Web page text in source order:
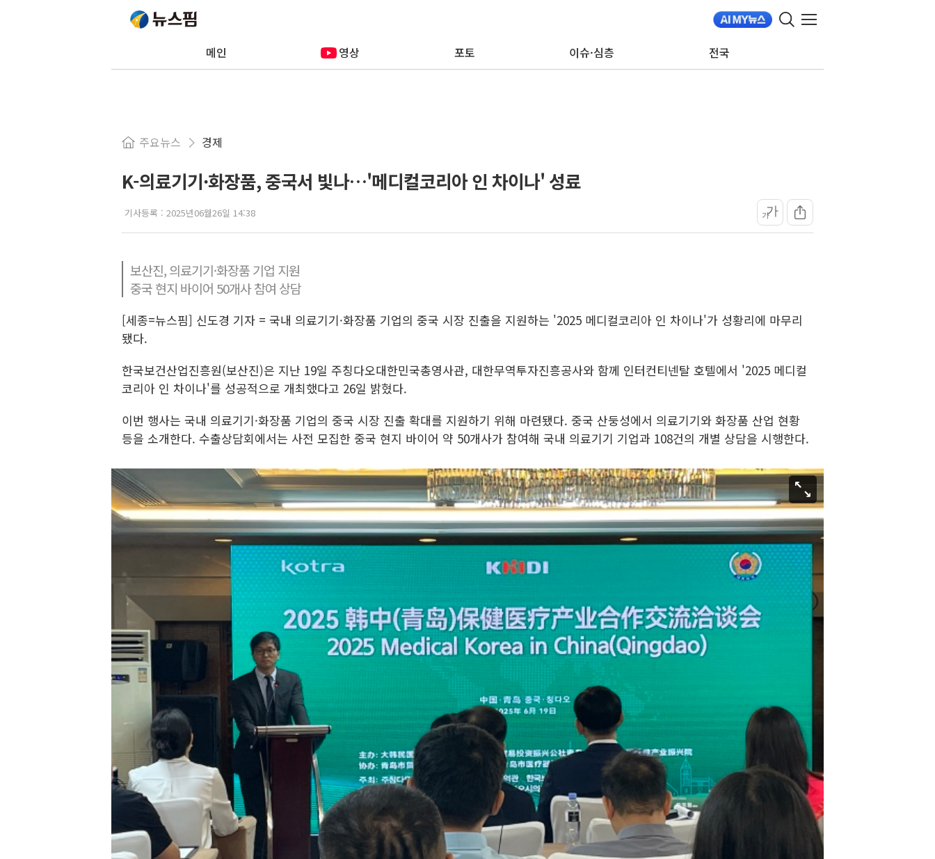
메인 영상 포토 이슈·심층 전국
주요뉴스 경제
K-의료기기·화장품, 중국서 빛나…'메디컬코리아 인 차이나' 성료
기사등록 : 2025년06월26일 14:38 가가
보산진, 의료기기·화장품 기업 지원
중국 현지 바이어 50개사 참여 상담
[세종=뉴스핌] 신도경 기자 = 국내 의료기기·화장품 기업의 중국 시장 진출을 지원하는 '2025 메디컬코리아 인 차이나'가 성황리에 마무리
됐다.
한국보건산업진흥원(보산진)은 지난 19일 주칭다오대한민국총영사관, 대한무역투자진흥공사와 함께 인터컨티넨탈 호텔에서 '2025 메디컬
코리아 인 차이나'를 성공적으로 개최했다고 26일 밝혔다.
이번 행사는 국내 의료기기·화장품 기업의 중국 시장 진출 확대를 지원하기 위해 마련됐다. 중국 산둥성에서 의료기기와 화장품 산업 현황
등을 소개한다. 수출상담회에서는 사전 모집한 중국 현지 바이어 약 50개사가 참여해 국내 의료기기 기업과 108건의 개별 상담을 시행한다.